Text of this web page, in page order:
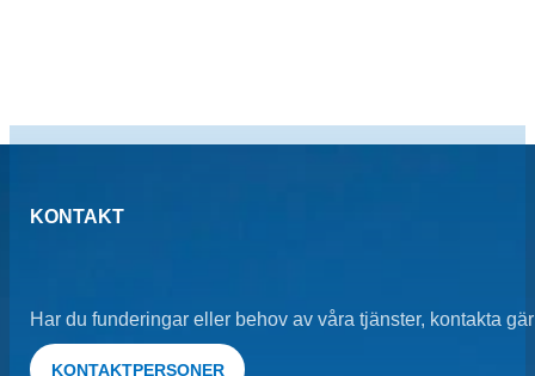
KONTAKT
Har du funderingar eller behov av våra tjänster, kontakta
KONTAKTPERSONER